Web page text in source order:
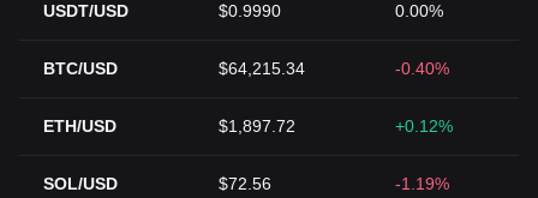
USDT/USD $0.9990 0.00%
BTC/USD $64,215.34 -0.40%
ETH/USD $1,897.72 +0.12%
SOL/USD $72.56 -1.19%